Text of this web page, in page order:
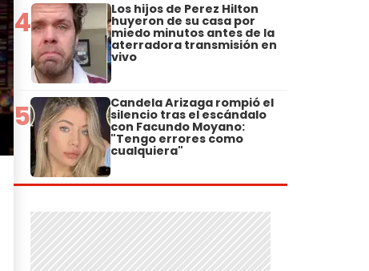
4 Los hijos de Perez Hilton
huyeron de su casa por
miedo minutos antes de la
aterradora transmisión en
vivo
5 Candela Arizaga rompió el
silencio tras el escándalo
con Facundo Moyano:
"Tengo errores como
cualquiera"